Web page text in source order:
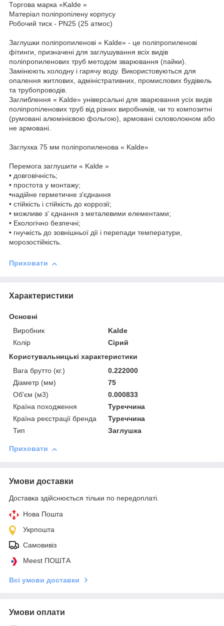
Торгова марка «Kalde »
Матеріал поліпропілену корпусу
Робочий тиск - PN25 (25 атмос)
Заглушки поліпропиленові « Kalde» - це поліпропиленові
фітинги, призначені для заглушування всіх видів
поліпропиленових труб методом зварювання (пайки).
Замінюють холодну і гарячу воду. Використовуються для
опалення житлових, адміністративних, промислових будівель
та трубопроводів.
Заглиблення « Kalde» універсальні для зварювання усіх видів
поліпропіленових труб від різних виробників, чи то композитні
(румовані алюмінієвою фольгою), армовані скловолокном або
не армовані.
Заглухка 75 мм поліпропиленова « Kalde»
Перемога заглушити « Kalde »
• довговічність;
• простота у монтажу;
•надійне герметичне з'єднання
• стійкість і стійкість до коррозії;
• можливе з' єднання з металевими елементами;
• Екологічно безпечні;
• гнучкість до зовнішньої дії і перепади температури,
морозостійкість.
Приховати
Характеристики
Основні
Виробник
Kalde
Колір
Сірий
Користувальницькі характеристики
Вага брутто (кг.)
0.222000
Діаметр (мм)
75
Об'єм (м3)
0.000833
Країна походження
Туреччина
Країна реєстрації бренда
Туреччина
Тип
Заглушка
Приховати
Умови доставки
Доставка здійснюється тільки по передоплаті.
Нова Пошта
Укрпошта
Самовивіз
Meest ПОШТА
Всі умови доставки
Умови оплати